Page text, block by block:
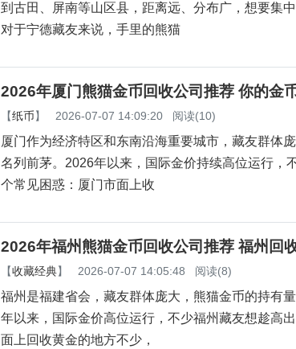
到古田、屏南等山区县，距离远、分布广，想要集
对于宁德藏友来说，手里的熊猫
2026年厦门熊猫金币回收公司推荐 你的金
【纸币】 2026-07-07 14:09:20 阅读(10)
厦门作为经济特区和东南沿海重要城市，藏友群体
名列前茅。2026年以来，国际金价持续高位运行，
个常见困惑：厦门市面上收
2026年福州熊猫金币回收公司推荐 福州回
【收藏经典】 2026-07-07 14:05:48 阅读(8)
福州是福建省会，藏友群体庞大，熊猫金币的持有
年以来，国际金价高位运行，不少福州藏友想趁高
面上回收黄金的地方不少，